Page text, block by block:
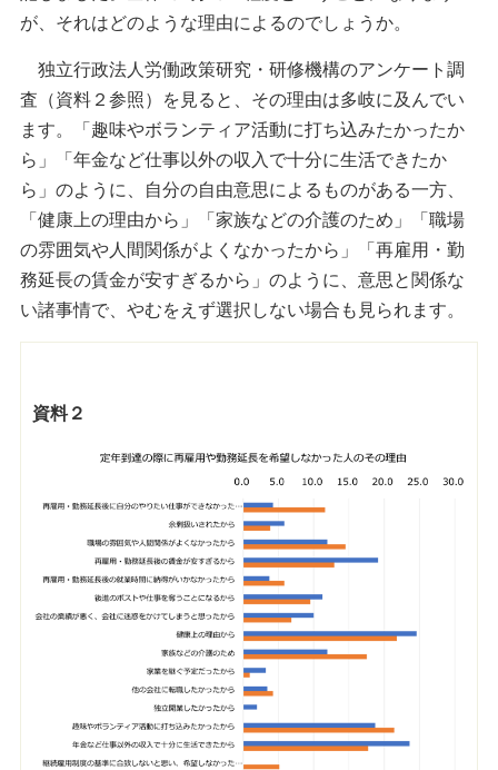
が、それはどのような理由によるのでしょうか。
独立行政法人労働政策研究・研修機構のアンケート調
査（資料２参照）を見ると、その理由は多岐に及んでい
ます。「趣味やボランティア活動に打ち込みたかったか
ら」「年金など仕事以外の収入で十分に生活できたか
ら」のように、自分の自由意思によるものがある一方、
「健康上の理由から」「家族などの介護のため」「職場
の雰囲気や人間関係がよくなかったから」「再雇用・勤
務延長の賃金が安すぎるから」のように、意思と関係な
い諸事情で、やむをえず選択しない場合も見られます。
資料２